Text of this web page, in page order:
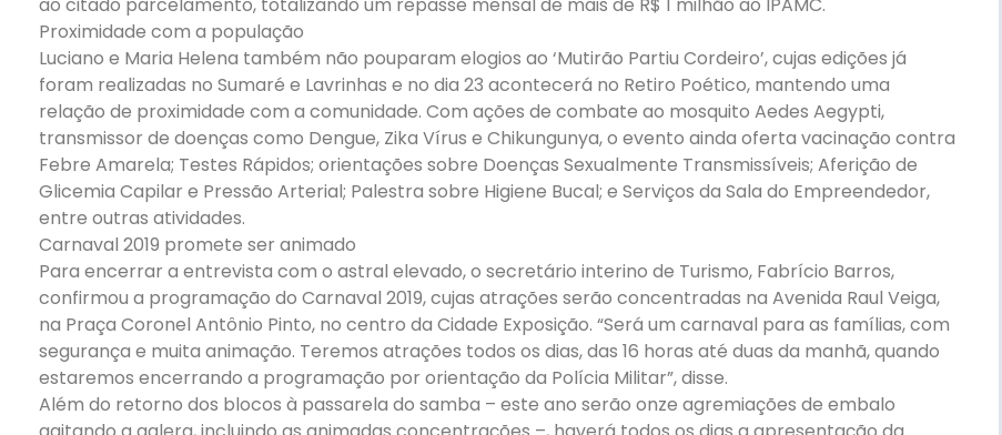
Proximidade com a população
Luciano e Maria Helena também não pouparam elogios ao ‘Mutirão Partiu Cordeiro’, cujas edições já
foram realizadas no Sumaré e Lavrinhas e no dia 23 acontecerá no Retiro Poético, mantendo uma
relação de proximidade com a comunidade. Com ações de combate ao mosquito Aedes Aegypti,
transmissor de doenças como Dengue, Zika Vírus e Chikungunya, o evento ainda oferta vacinação contra
Febre Amarela; Testes Rápidos; orientações sobre Doenças Sexualmente Transmissíveis; Aferição de
Glicemia Capilar e Pressão Arterial; Palestra sobre Higiene Bucal; e Serviços da Sala do Empreendedor,
entre outras atividades.
Carnaval 2019 promete ser animado
Para encerrar a entrevista com o astral elevado, o secretário interino de Turismo, Fabrício Barros,
confirmou a programação do Carnaval 2019, cujas atrações serão concentradas na Avenida Raul Veiga,
na Praça Coronel Antônio Pinto, no centro da Cidade Exposição. “Será um carnaval para as famílias, com
segurança e muita animação. Teremos atrações todos os dias, das 16 horas até duas da manhã, quando
estaremos encerrando a programação por orientação da Polícia Militar”, disse.
Além do retorno dos blocos à passarela do samba – este ano serão onze agremiações de embalo